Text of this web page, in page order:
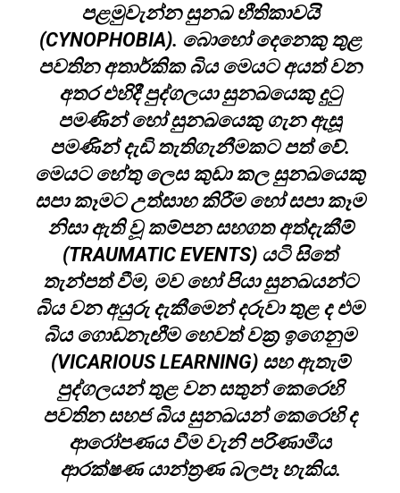
පළමුවැන්න සුනඛ භීතිකාවයි
(CYNOPHOBIA). බොහෝ දෙනෙකු තුළ
පවතින අතාර්කික බිය මෙයට අයත් වන
අතර එහිදී පුද්ගලයා සුනඛයෙකු දුටු
පමණින් හෝ සුනඛයෙකු ගැන ඇසූ
පමණින් දැඩි තැතිගැනීමකට පත් වේ.
මෙයට හේතු ලෙස කුඩා කල සුනඛයෙකු
සපා කෑමට උත්සාහ කිරීම හෝ සපා කෑම
නිසා ඇති වූ කම්පන සහගත අත්දැකීම්
(TRAUMATIC EVENTS) යටි සිතේ
තැන්පත් වීම, මව හෝ පියා සුනඛයන්ට
බිය වන අයුරු දැකීමෙන් දරුවා තුළ ද එම
බිය ගොඩනැඟීම හෙවත් වක්‍ර ඉගෙනුම
(VICARIOUS LEARNING) සහ ඇතැම්
පුද්ගලයන් තුළ වන සතුන් කෙරෙහි
පවතින සහජ බිය සුනඛයන් කෙරෙහි ද
ආරෝපණය වීම වැනි පරිණාමීය
ආරක්ෂණ යාන්ත්‍රණ බලපෑ හැකිය.